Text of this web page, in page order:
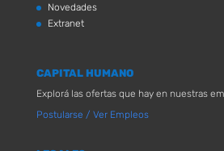
Novedades
Extranet
CAPITAL HUMANO
Explorá las ofertas que hay en nuestras
Postularse / Ver Empleos